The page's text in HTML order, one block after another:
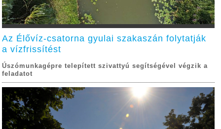
Az Élővíz-csatorna gyulai szakaszán folytatják
a vízfrissítést
Úszómunkagépre telepített szivattyú segítségével végzik a
feladatot